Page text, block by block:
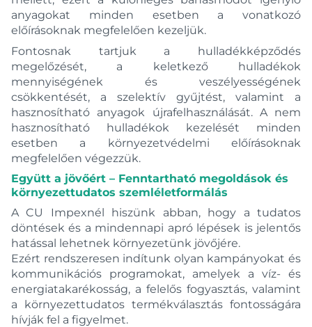
Itaca
Joy Neo
Jun.Eco
Junior Evo
Lavi
Life
Lineare
Lineare New
Logis
Logis Fine
Logo-Neo
Mambo 5
Mambó-5
Medico
Metris
Metropol
anyagokat minden esetben a vonatkozó
előírásoknak megfelelően kezeljük.
Fontosnak tartjuk a hulladékképződés
megelőzését, a keletkező hulladékok
mennyiségének és veszélyességének
csökkentését, a szelektív gyűjtést, valamint a
hasznosítható anyagok újrafelhasználását. A nem
hasznosítható hulladékok kezelését minden
esetben a környezetvédelmi előírásoknak
megfelelően végezzük.
Együtt a jövőért – Fenntartható megoldások és
környezettudatos szemléletformálás
A CU Impexnél hiszünk abban, hogy a tudatos
döntések és a mindennapi apró lépések is jelentős
hatással lehetnek környezetünk jövőjére.
Ezért rendszeresen indítunk olyan kampányokat és
kommunikációs programokat, amelyek a víz- és
energiatakarékosság, a felelős fogyasztás, valamint
a környezettudatos termékválasztás fontosságára
hívják fel a figyelmet.